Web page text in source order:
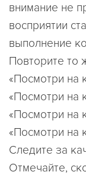
внимание не
восприятии
выполнение
Повторите то
«Посмотри на
«Посмотри на
«Посмотри на
«Посмотри на
Следите за
Отмечайте,